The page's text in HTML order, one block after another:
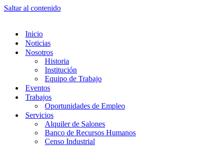
Saltar al contenido
Inicio
Noticias
Nosotros
Historia
Institución
Equipo de Trabajo
Eventos
Trabajos
Oportunidades de Empleo
Servicios
Alquiler de Salones
Banco de Recursos Humanos
Censo Industrial